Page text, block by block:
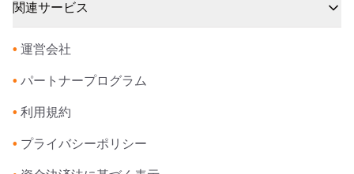
関連サービス
• 運営会社
• パートナープログラム
• 利用規約
• プライバシーポリシー